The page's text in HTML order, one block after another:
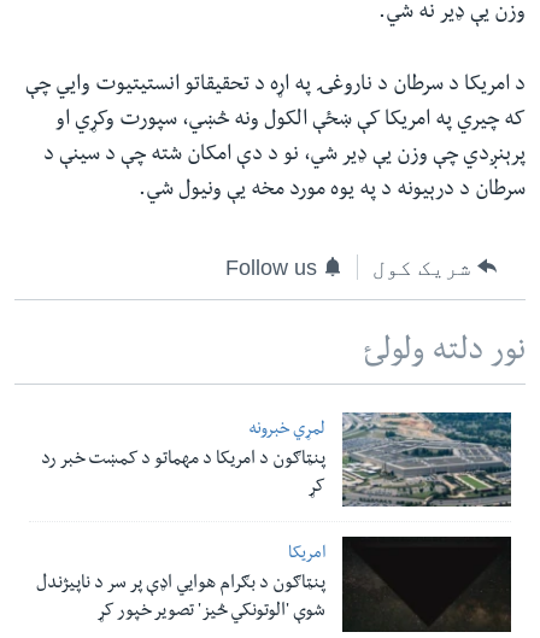
وزن یې ډیر نه شي.
د امریکا د سرطان د ناروغۍ په اړه د تحقیقاتو انستیتیوت وايي چې
که چیري په امریکا کې ښځې الکول ونه څښي، سپورت وکړي او
پرېنږدي چې وزن یې ډیر شي، نو د دې امکان شته چې د سینې د
سرطان د درېیونه د په یوه مورد مخه یې ونیول شي.
شریک کول Follow us
نور دلته ولولئ
لمړي خبرونه
پنټاګون د امریکا د مهماتو د کمښت خبر رد
کړ
امریکا
پنټاګون د بګرام هوایي اډې پر سر د ناپيژندل
شوې 'الوتونکي څيز' تصویر خپور کړ